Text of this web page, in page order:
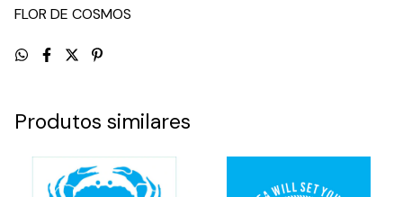
FLOR DE COSMOS
Produtos similares